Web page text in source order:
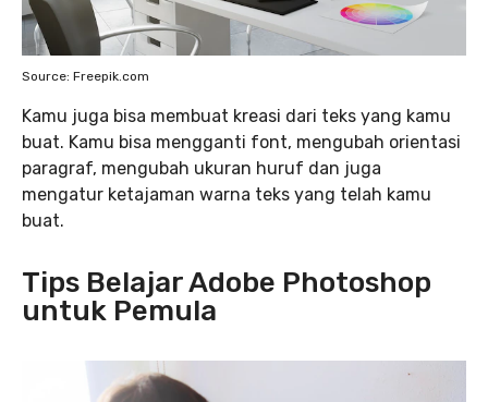
Source: Freepik.com
Kamu juga bisa membuat kreasi dari teks yang kamu
buat. Kamu bisa mengganti font, mengubah orientasi
paragraf, mengubah ukuran huruf dan juga
mengatur ketajaman warna teks yang telah kamu
buat.
Tips Belajar Adobe Photoshop
untuk Pemula